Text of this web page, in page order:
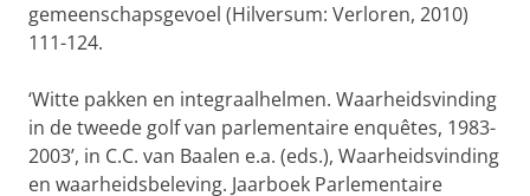
gemeenschapsgevoel (Hilversum: Verloren, 2010)
111-124.
‘Witte pakken en integraalhelmen. Waarheidsvinding
in de tweede golf van parlementaire enquêtes, 1983-
2003’, in C.C. van Baalen e.a. (eds.), Waarheidsvinding
en waarheidsbeleving. Jaarboek Parlementaire